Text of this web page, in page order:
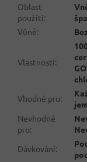
Oblast
použití:
Vůně:
Vlastnosti:
Vhodné pro:
Nevhodné
pro:
Dávkování: